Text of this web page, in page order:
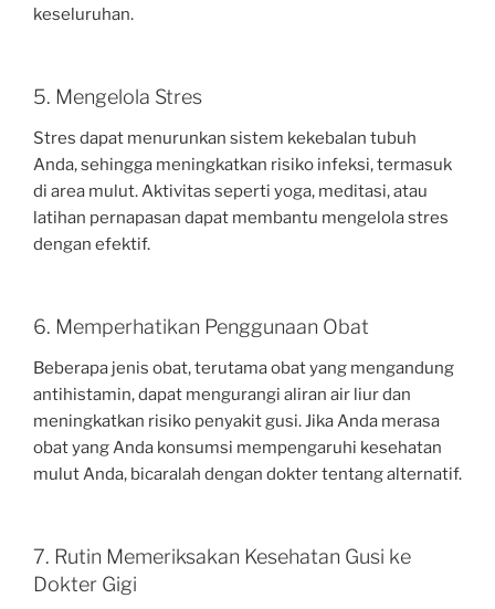
keseluruhan.
5. Mengelola Stres
Stres dapat menurunkan sistem kekebalan tubuh
Anda, sehingga meningkatkan risiko infeksi, termasuk
di area mulut. Aktivitas seperti yoga, meditasi, atau
latihan pernapasan dapat membantu mengelola stres
dengan efektif.
6. Memperhatikan Penggunaan Obat
Beberapa jenis obat, terutama obat yang mengandung
antihistamin, dapat mengurangi aliran air liur dan
meningkatkan risiko penyakit gusi. Jika Anda merasa
obat yang Anda konsumsi mempengaruhi kesehatan
mulut Anda, bicaralah dengan dokter tentang alternatif.
7. Rutin Memeriksakan Kesehatan Gusi ke
Dokter Gigi